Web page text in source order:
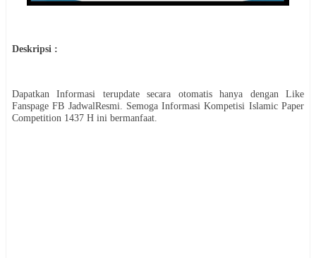
Deskripsi :
Dapatkan Informasi terupdate secara otomatis hanya dengan Like
Fanspage FB JadwalResmi. Semoga InformasiKompetisi Islamic Paper
Competition 1437 H ini bermanfaat.